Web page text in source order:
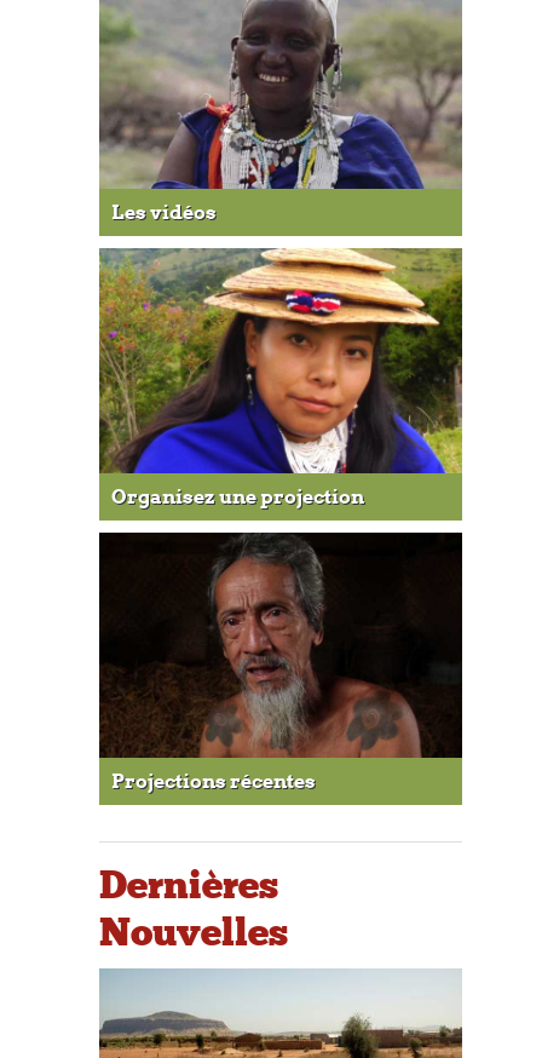
Les vidéos
Organisez une projection
Projections récentes
Dernières
Nouvelles